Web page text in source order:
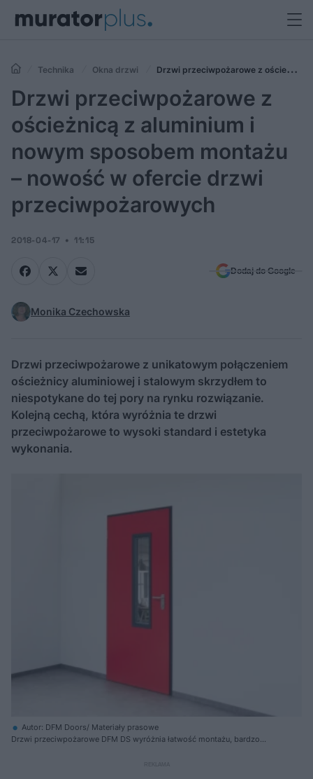
Technika Okna drzwi
Drzwi przeciwpożarowe z ościeżnicą
z aluminium i nowym sposobem montażu – nowość w ofercie drzwi
przeciwpożarowych
Drzwi przeciwpożarowe z
ościeżnicą z aluminium i
nowym sposobem montażu
– nowość w ofercie drzwi
przeciwpożarowych
2018-04-17 11:15
Dodaj do Google
Monika Czechowska
Drzwi przeciwpożarowe z unikatowym połączeniem
ościeżnicy aluminiowej i stalowym skrzydłem to
niespotykane do tej pory na rynku rozwiązanie.
Kolejną cechą, która wyróżnia te drzwi
przeciwpożarowe to wysoki standard i estetyka
wykonania.
Autor: DFM Doors/ Materiały prasowe
Drzwi przeciwpożarowe DFM DS wyróżnia łatwość montażu, bardzo
infiltracji powietrza, a także odporność na korozję i wytrzymałość